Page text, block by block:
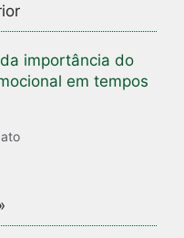
importância do
em tempos